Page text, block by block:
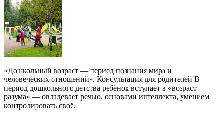
«Дошкольный возраст — период познания мира и
человеческих отношений». Консультация для родителей В
период дошкольного детства ребёнок вступает в «возраст
разума» — овладевает речью, основами интеллекта, умением
контролировать своё.